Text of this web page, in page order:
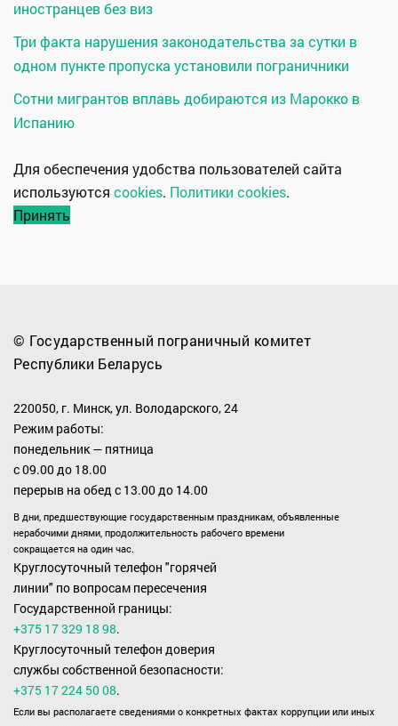
иностранцев без виз
Три факта нарушения законодательства за сутки в
одном пункте пропуска установили пограничники
Сотни мигрантов вплавь добираются из Марокко в
Испанию
Для обеспечения удобства пользователей сайта
используются cookies. Политики cookies.
Принять
© Государственный пограничный комитет
Республики Беларусь
220050, г. Минск, ул. Володарского, 24
Режим работы:
понедельник — пятница
с 09.00 до 18.00
перерыв на обед с 13.00 до 14.00
В дни, предшествующие государственным праздникам, объявленные
нерабочими днями, продолжительность рабочего времени
сокращается на один час.
Круглосуточный телефон "горячей
линии" по вопросам пересечения
Государственной границы:
+375 17 329 18 98.
Круглосуточный телефон доверия
службы собственной безопасности:
+375 17 224 50 08.
Если вы располагаете сведениями о конкретных фактах коррупции или иных